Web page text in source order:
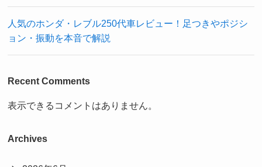
人気のホンダ・レブル250代車レビュー！足つきやポジシ
ョン・振動を本音で解説
Recent Comments
表示できるコメントはありません。
Archives